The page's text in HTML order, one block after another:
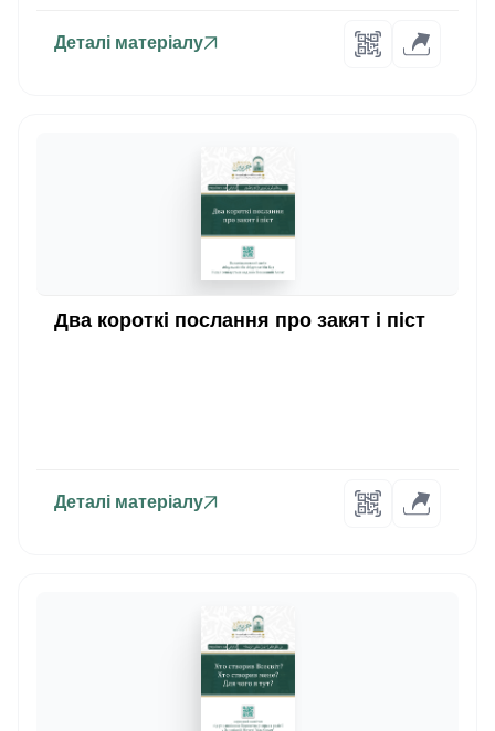
Деталі матеріалу
Два короткі послання про закят і піст
Деталі матеріалу